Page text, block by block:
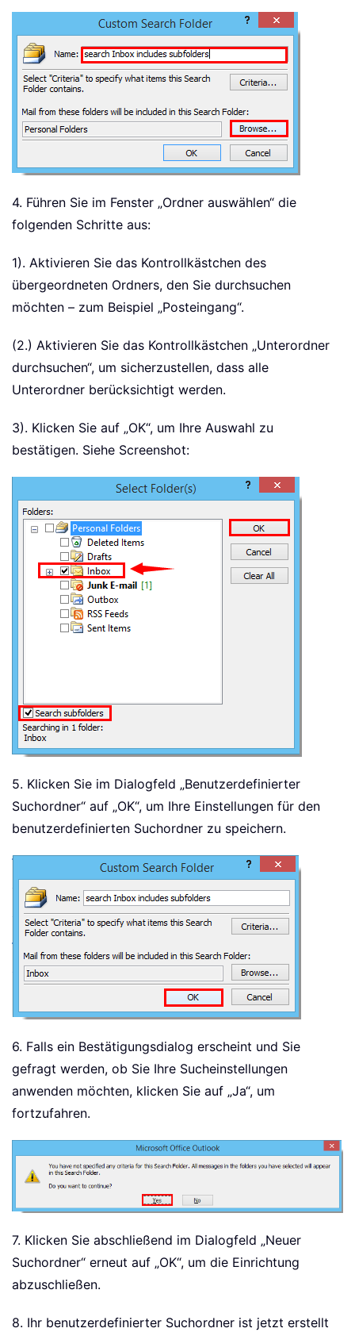
4. Führen Sie im Fenster „Ordner auswählen“ die
folgenden Schritte aus:
1). Aktivieren Sie das Kontrollkästchen des
übergeordneten Ordners, den Sie durchsuchen
möchten – zum Beispiel „Posteingang“.
(2.) Aktivieren Sie das Kontrollkästchen „Unterordner
durchsuchen“, um sicherzustellen, dass alle
Unterordner berücksichtigt werden.
3). Klicken Sie auf „OK“, um Ihre Auswahl zu
bestätigen. Siehe Screenshot:
5. Klicken Sie im Dialogfeld „Benutzerdefinierter
Suchordner“ auf „OK“, um Ihre Einstellungen für den
benutzerdefinierten Suchordner zu speichern.
6. Falls ein Bestätigungsdialog erscheint und Sie
gefragt werden, ob Sie Ihre Sucheinstellungen
anwenden möchten, klicken Sie auf „Ja“, um
fortzufahren.
7. Klicken Sie abschließend im Dialogfeld „Neuer
Suchordner“ erneut auf „OK“, um die Einrichtung
abzuschließen.
8. Ihr benutzerdefinierter Suchordner ist jetzt erstellt